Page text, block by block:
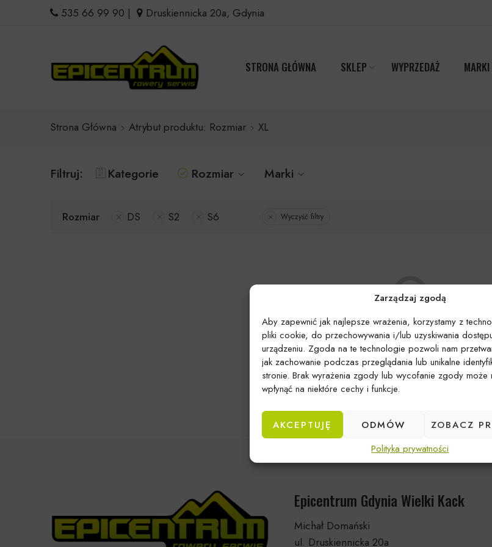
Zarządzaj zgodą
Aby zapewnić jak najlepsze wrażenia, korzystamy z
pliki cookie, do przechowywania i/lub uzyskiwania
urządzeniu. Zgoda na te technologie pozwoli nam
jak zachowanie podczas przeglądania lub unikalne
stronie. Brak wyrażenia zgody lub wycofanie zgody może
wpłynąć na niektóre cechy i funkcje.
AKCEPTUJĘ ODMÓW
ZOBACZ
Polityka prywatności
535 66 99 90 | Druskiennicka 20a, Gdynia
STRONA GŁÓWNA SKLEP WYPRZEDAŻ MARKI
Strona Główna Atrybut produktu: Rozmiar XL
Filtruj: Kategorie Rozmiar Marki
Rozmiar DS S2 S6 Wyczyść filtry
Brak produktów spełniających
Epicentrum Gdynia Wielki Kack
Michał Domański
ul. Druskiennicka 20a